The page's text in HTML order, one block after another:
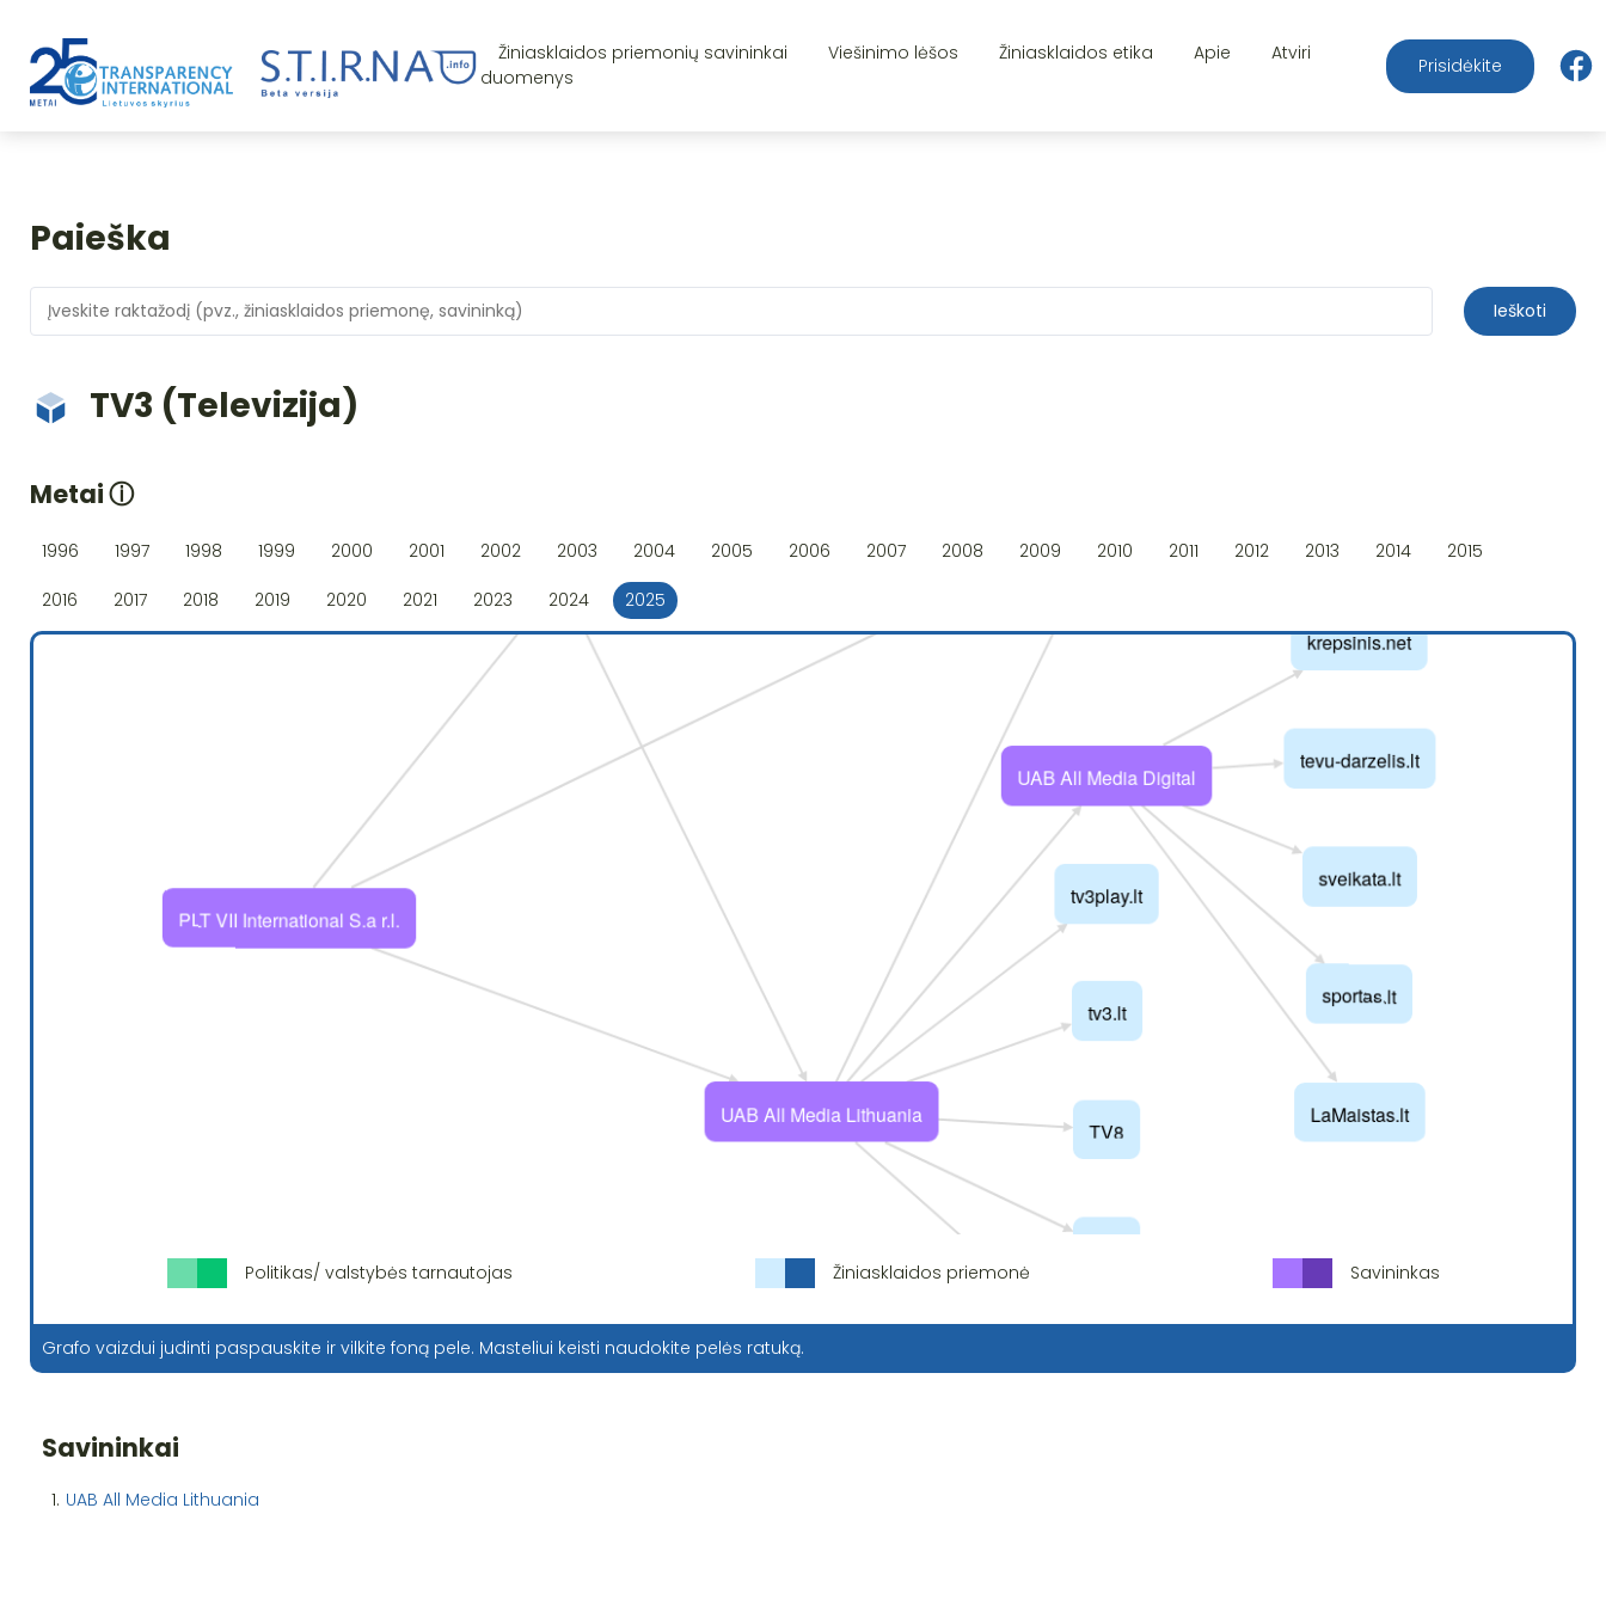
Žiniasklaidos priemonių savininkai Viešinimo lėšos Žiniasklaidos etika Apie
Atviri
duomenys
Prisidėkite
Paieška
Ieškoti
TV3 (Televizija)
Metaiⓘ
1996 1997 1998 1999 2000 2001 2002 2003 2004 2005 2006 2007 2008 2009 2010 2011 2012 2013 2014 2015
2016 2017 2018 2019 2020 2021 2023 2024 2025
Politikas/ valstybės tarnautojas Žiniasklaidos priemonė Savininkas
Grafo vaizdui judinti paspauskite ir vilkite foną pele. Masteliui keisti naudokite pelės ratuką.
Savininkai
1. UAB All Media Lithuania